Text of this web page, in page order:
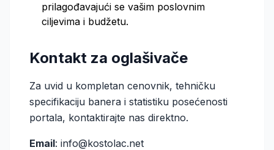
prilagođavajući se vašim poslovnim
ciljevima i budžetu.
Kontakt za oglašivače
Za uvid u kompletan cenovnik, tehničku
specifikaciju banera i statistiku posećenosti
portala, kontaktirajte nas direktno.
Email: info@kostolac.net